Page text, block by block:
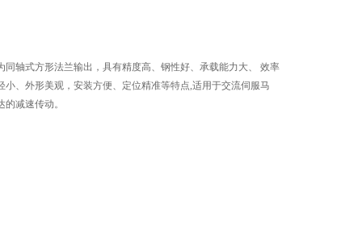
同轴式方形法兰输出，具有精度高、钢性好、承载能力大、 效率
小、外形美观，安装方便、定位精准等特点,适用于交流伺服马
减速传动。